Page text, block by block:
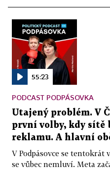
55:23
PODCAST PODPÁSOVKA
Utajený problém. V
první volby, kdy
reklamu. A hlavní
V Podpásovce se
se vůbec nemluví. Meta